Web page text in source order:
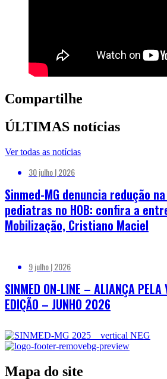
Compartilhe
ÚLTIMAS notícias
Ver todas as notícias
30 julho | 2026
Sinmed-MG denuncia redução
pediatras no HOB: confira a
Mobilização, Cristiano Maciel
9 julho | 2026
SINMED ON-LINE – ALIANÇA PELA
EDIÇÃO – JUNHO 2026
Mapa do site